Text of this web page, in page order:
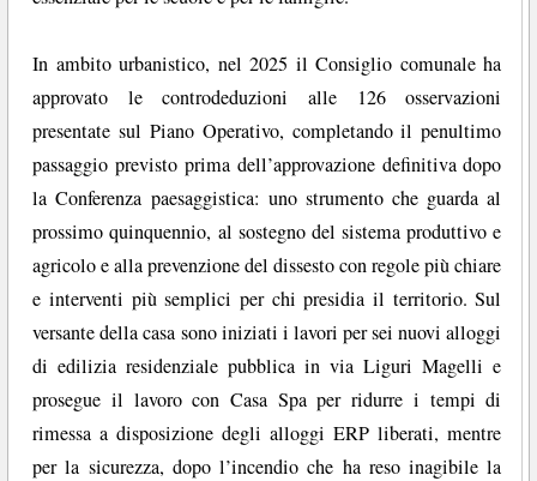
In ambito urbanistico, nel 2025 il Consiglio comunale ha
approvato le controdeduzioni alle 126 osservazioni
presentate sul Piano Operativo, completando il penultimo
passaggio previsto prima dell’approvazione definitiva dopo
la Conferenza paesaggistica: uno strumento che guarda al
prossimo quinquennio, al sostegno del sistema produttivo e
agricolo e alla prevenzione del dissesto con regole più chiare
e interventi più semplici per chi presidia il territorio. Sul
versante della casa sono iniziati i lavori per sei nuovi alloggi
di edilizia residenziale pubblica in via Liguri Magelli e
prosegue il lavoro con Casa Spa per ridurre i tempi di
rimessa a disposizione degli alloggi ERP liberati, mentre
per la sicurezza, dopo l’incendio che ha reso inagibile la